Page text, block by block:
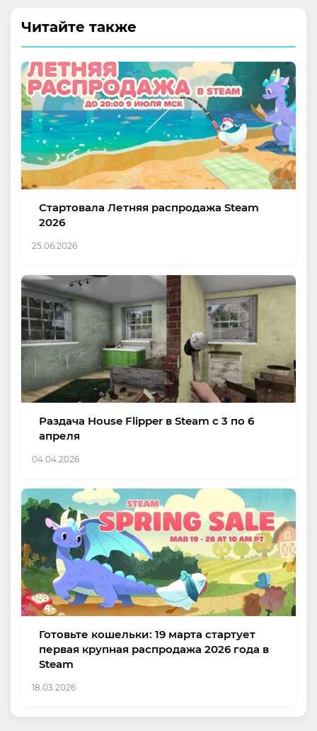
Читайте также
Стартовала Летняя распродажа Steam
2026
25.06.2026
Раздача House Flipper в Steam с 3 по 6
апреля
04.04.2026
Готовьте кошельки: 19 марта стартует
первая крупная распродажа 2026 года в
Steam
18.03.2026